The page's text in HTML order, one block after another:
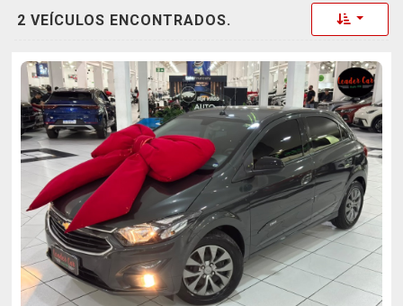
2 VEÍCULOS ENCONTRADOS. Toggle